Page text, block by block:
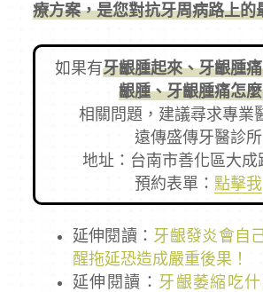
療方案，是您對抗牙周病路上的
如果有牙齦腫起來、牙齦腫
齦腫、牙齦腫痛怎
相關問題，建議尋求專業
遠傳盛傳牙醫診所
地址：台南市善化區大成
預約表單： 點擊我
延伸閱讀： 牙齦發炎會自
醒拖延恐造成嚴重後果！
延伸閱讀： 牙齦萎縮吃